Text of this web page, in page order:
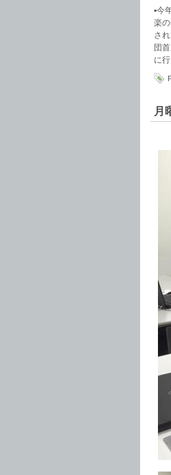
▪︎今
楽
さ
団
に
月